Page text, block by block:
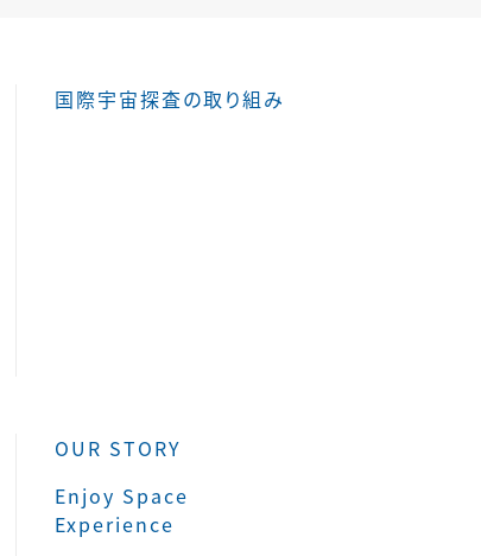
国際宇宙探査の取り組み
OUR STORY
Enjoy Space
Experience